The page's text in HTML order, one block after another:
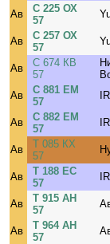
Ав
С 225 ОХ
57
Ав
С 257 ОХ
57
Ав
С 674 КВ
57
Ав
С 881 ЕМ
57
Ав
С 882 ЕМ
57
Ав
Т 085 КХ
57
Ав
Т 188 ЕС
57
Ав
Т 915 АН
57
Ав
Т 964 АН
57